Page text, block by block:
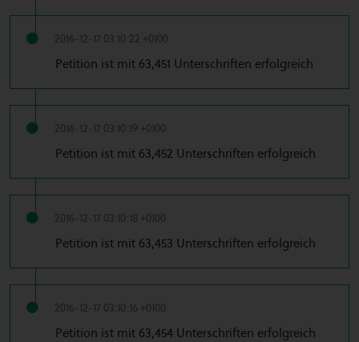
2016-12-17 03:10:22 +0100
Petition ist mit 63,451 Unterschriften erfolgreich
2016-12-17 03:10:19 +0100
Petition ist mit 63,452 Unterschriften erfolgreich
2016-12-17 03:10:18 +0100
Petition ist mit 63,453 Unterschriften erfolgreich
2016-12-17 03:10:16 +0100
Petition ist mit 63,454 Unterschriften erfolgreich